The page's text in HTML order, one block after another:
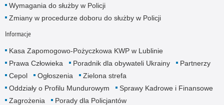
Wymagania do służby w Policji
Zmiany w procedurze doboru do służby w Policji
Informacje
Kasa Zapomogowo-Pożyczkowa KWP w Lublinie
Prawa Człowieka
Poradnik dla obywateli Ukrainy
Partnerzy
Cepol
Ogłoszenia
Zielona strefa
Oddziały o Profilu Mundurowym
Sprawy Kadrowe i Finansowe
Zagrożenia
Porady dla Policjantów